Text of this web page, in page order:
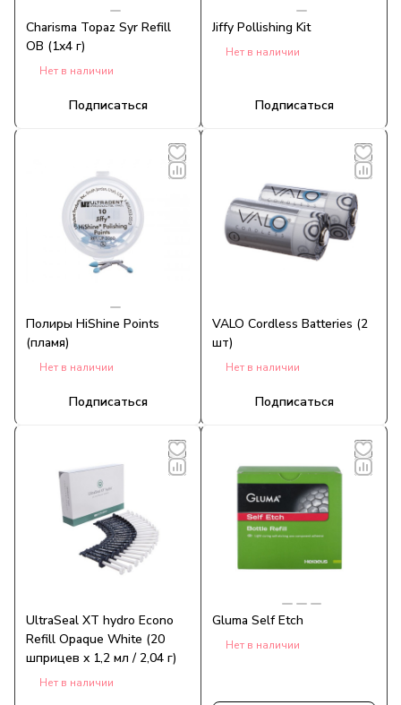
Charisma Topaz Syr Refill
OB (1x4 г)
Нет в наличии
Подписаться
Jiffy Pollishing Kit
Нет в наличии
Подписаться
Полиры HiShine Points
(пламя)
Нет в наличии
Подписаться
VALO Cordless Batteries (2
шт)
Нет в наличии
Подписаться
UltraSeal XT hydro Econo
Refill Opaque White (20
шприцев x 1,2 мл / 2,04 г)
Нет в наличии
Gluma Self Etch
Нет в наличии